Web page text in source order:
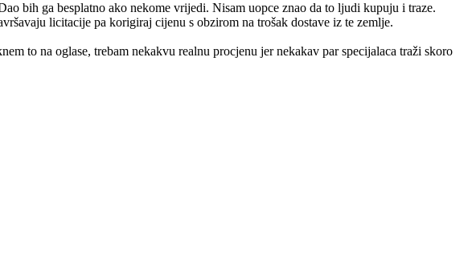
bih ga besplatno ako nekome vrijedi. Nisam uopce znao da to ljudi kupuju i traze.
licitacije pa korigiraj cijenu s obzirom na trošak dostave iz te zemlje.
to na oglase, trebam nekakvu realnu procjenu jer nekakav par specijalaca traži skoro